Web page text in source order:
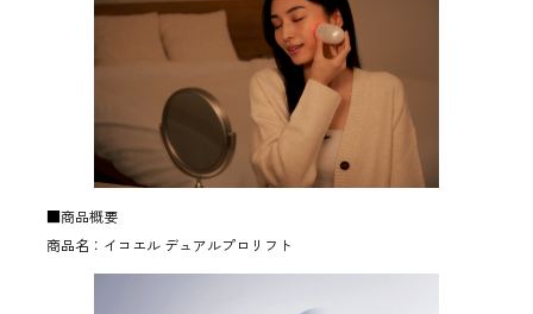
■商品概要
商品名：イコエル デュアルプロリフト